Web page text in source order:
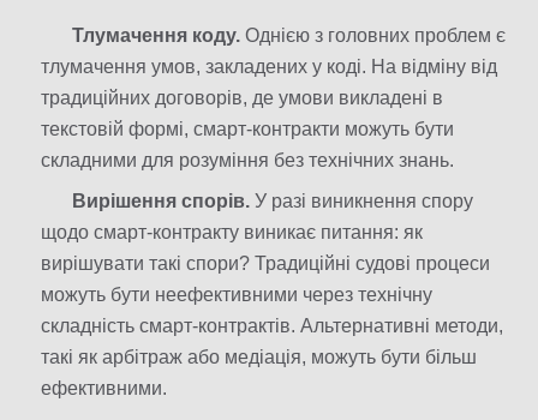
Тлумачення коду. Однією з головних проблем є
тлумачення умов, закладених у коді. На відміну від
традиційних договорів, де умови викладені в
текстовій формі, смарт-контракти можуть бути
складними для розуміння без технічних знань.​
Вирішення спорів. У разі виникнення спору
щодо смарт-контракту виникає питання: як
вирішувати такі спори? Традиційні судові процеси
можуть бути неефективними через технічну
складність смарт-контрактів. Альтернативні методи,
такі як арбітраж або медіація, можуть бути більш
ефективними.​